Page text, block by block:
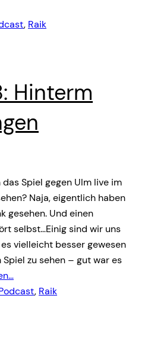
, Raik
Hinterm
Spiel gegen Ulm live im
Naja, eigentlich haben
gesehen. Und einen
selbst…Einig sind wir uns
vielleicht besser gewesen
zu sehen – gut war es
, Raik